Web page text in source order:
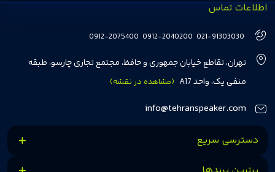
انتخاب‌های درست و هوشمندانه‌ای داشته باشند. تهران اسپیکر با تجربه‌ای بیش از
هفت سال در این زمینه، بر ایجاد تجربه خریدی آسان، سریع و مطمئن تمرکز دارد تا
مشتریان بتوانند با خیالی آسوده از انتخاب خود لذت ببرند. ما به رضایت و اعتماد
مشتریان اهمیت می‌دهیم و همواره در تلاشیم تا بهترین‌ها را برای آن‌ها فراهم
کنیم.
اطلاعات تماس
021-91303030
0912-2040200
0912-2075400
تهران، تقاطع خیابان جمهوری و حافظ، مجتمع تجاری چارسو، طبقه
منفی یک، واحد A17
(مشاهده در نقشه)
info@tehranspeaker.com
دسترسی سریع